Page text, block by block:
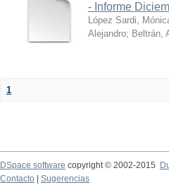
- Informe
López Sardi,
Alejandro; Beltrán,
1
DSpace software copyright © 2002-2015
Contacto
Sugerencias